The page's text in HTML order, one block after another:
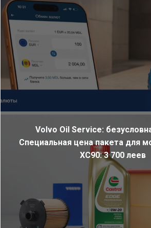
Volvo Oil Service:
Специальная цена пакета для
XC90: 3 700 леев